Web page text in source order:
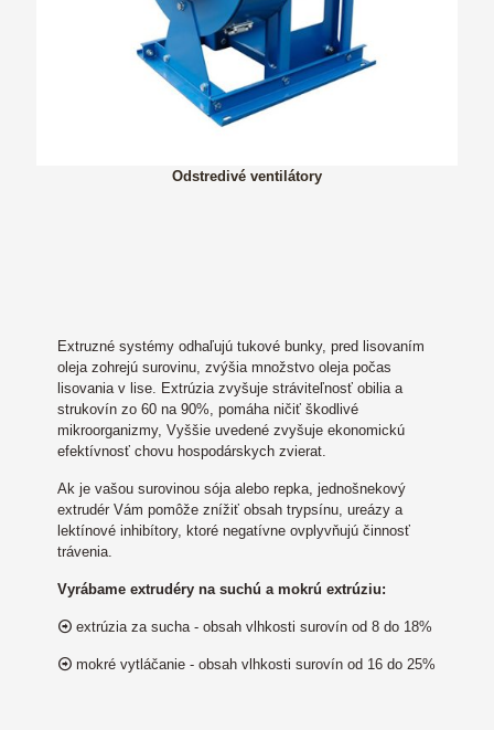
Odstredivé ventilátory
Extruzné systémy odhaľujú tukové bunky, pred lisovaním
oleja zohrejú surovinu, zvýšia množstvo oleja počas
lisovania v lise. Extrúzia zvyšuje stráviteľnosť obilia a
strukovín zo 60 na 90%, pomáha ničiť škodlivé
mikroorganizmy, Vyššie uvedené zvyšuje ekonomickú
efektívnosť chovu hospodárskych zvierat.
Ak je vašou surovinou sója alebo repka, jednošnekový
extrudér Vám pomôže znížiť obsah trypsínu, ureázy a
lektínové inhibítory, ktoré negatívne ovplyvňujú činnosť
trávenia.
Vyrábame extrudéry na suchú a mokrú extrúziu:
extrúzia za sucha - obsah vlhkosti surovín od 8 do 18%
mokré vytláčanie - obsah vlhkosti surovín od 16 do 25%